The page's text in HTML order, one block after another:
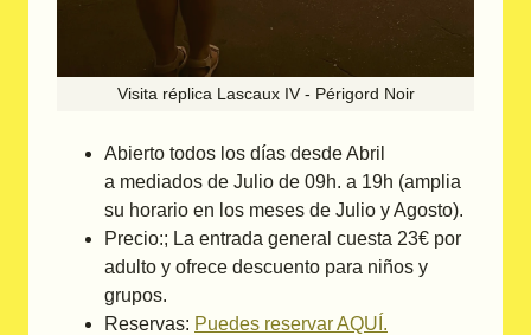
Visita réplica Lascaux IV - Périgord Noir
Abierto todos los días desde Abril
a mediados de Julio de 09h. a 19h (amplia
su horario en los meses de Julio y Agosto).
Precio:; La entrada general cuesta 23€ por
adulto y ofrece descuento para niños y
grupos.
Reservas: Puedes reservar AQUÍ.